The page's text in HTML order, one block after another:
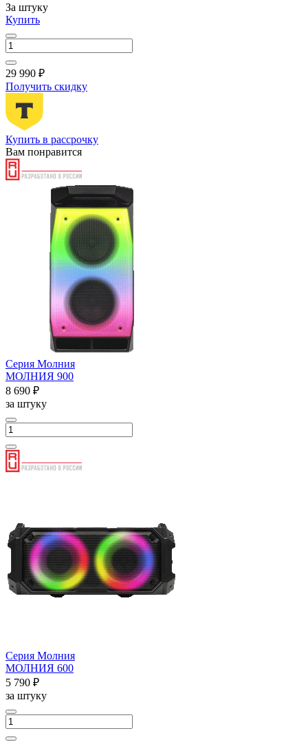
За штуку
Купить
29 990 ₽
Получить скидку
Купить в рассрочку
Вам понравится
Серия Молния
МОЛНИЯ 900
8 690 ₽
за штуку
Серия Молния
МОЛНИЯ 600
5 790 ₽
за штуку